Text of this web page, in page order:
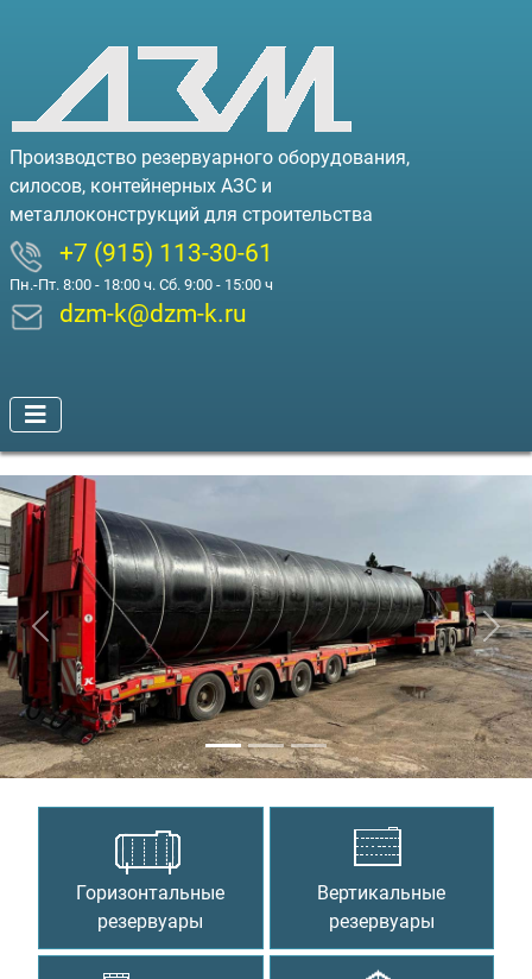
Производство резервуарного оборудования,
силосов, контейнерных АЗС и
металлоконструкций для строительства
+7 (915) 113-30-61
Пн.-Пт. 8:00 - 18:00 ч. Сб. 9:00 - 15:00 ч
dzm-k@dzm-k.ru
Предыдущий
Горизонтальные
резервуары
Вертикальные
резервуары